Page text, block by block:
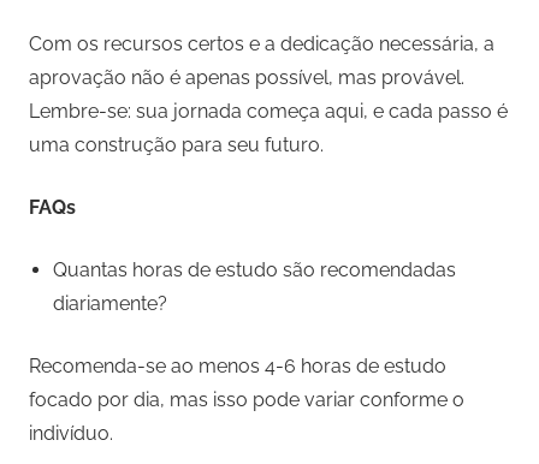
Com os recursos certos e a dedicação necessária, a
aprovação não é apenas possível, mas provável.
Lembre-se: sua jornada começa aqui, e cada passo é
uma construção para seu futuro.
FAQs
Quantas horas de estudo são recomendadas
diariamente?
Recomenda-se ao menos 4-6 horas de estudo
focado por dia, mas isso pode variar conforme o
indivíduo.